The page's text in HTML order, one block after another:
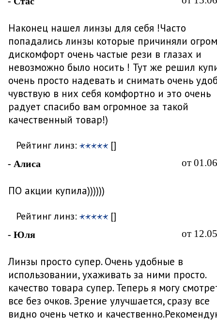
Наконец нашел линзы для себя !Часто
попадались линзы которые причиняли
дискомфорт очень частые рези в глазах и
невозможно было носить ! Тут же решил
очень просто надевать и снимать очень
чувствую в них себя комфортно и это очень
радует спасибо вам огромное за такой
качественный товар!)
Рейтинг линз: []
- Алиса от
ПО акции купила))))))
Рейтинг линз: []
- Юля от
Линзы просто супер. Очень удобные в
использовании, ухаживать за ними просто.
качество товара супер. Теперь я могу
все без очков. Зрение улучшается, сразу все
видно очень четко и